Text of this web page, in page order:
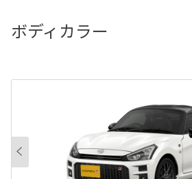
ボディカラー